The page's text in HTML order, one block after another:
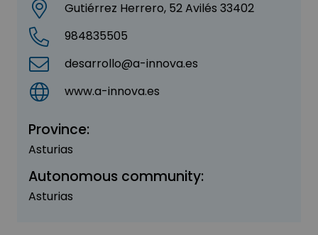
Gutiérrez Herrero, 52 Avilés 33402
984835505
desarrollo@a-innova.es
www.a-innova.es
Province:
Asturias
Autonomous community:
Asturias